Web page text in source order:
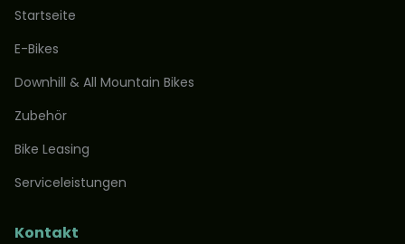
Startseite
E-Bikes
Downhill & All Mountain Bikes
Zubehör
Bike Leasing
Serviceleistungen
Kontakt